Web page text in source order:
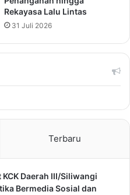
Rekayasa Lalu Lintas
31 Juli 2026
Terbaru
KCK Daerah III/Siliwangi
Bermedia Sosial dan